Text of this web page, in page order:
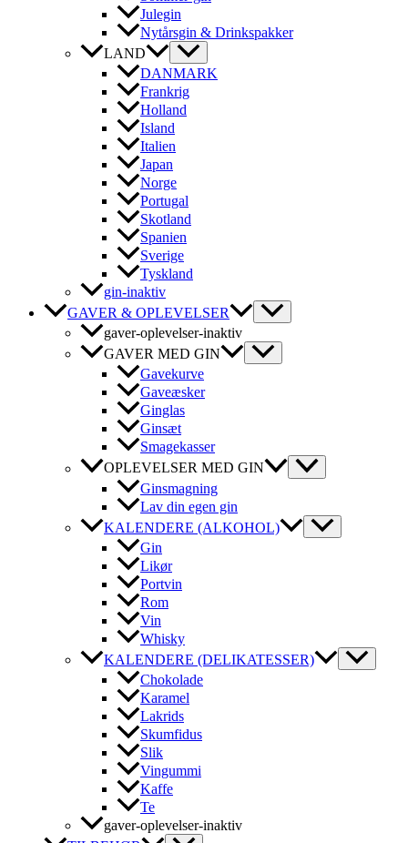
Julegin
Nytårsgin & Drinkspakker
LAND
DANMARK
Frankrig
Holland
Island
Italien
Japan
Norge
Portugal
Skotland
Spanien
Sverige
Tyskland
gin-inaktiv
GAVER & OPLEVELSER
gaver-oplevelser-inaktiv
GAVER MED GIN
Gavekurve
Gaveæsker
Ginglas
Ginsæt
Smagekasser
OPLEVELSER MED GIN
Ginsmagning
Lav din egen gin
KALENDERE (ALKOHOL)
Gin
Likør
Portvin
Rom
Vin
Whisky
KALENDERE (DELIKATESSER)
Chokolade
Karamel
Lakrids
Skumfidus
Slik
Vingummi
Kaffe
Te
gaver-oplevelser-inaktiv